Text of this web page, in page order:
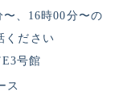
、16時00分〜の
ください
号館
ス